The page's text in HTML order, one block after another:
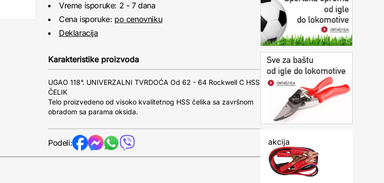
Vreme isporuke: 2 - 7 dana
Cena isporuke: po cenovniku
Deklaracija
Karakteristike proizvoda
UGAO 118°. UNIVERZALNI TVRDOĆA Od 62 - 64 Rockwell C HSS
ČELIK
Telo proizvedeno od visoko kvalitetnog HSS čelika sa završnom
obradom sa parama oksida.
Podeli: akcija